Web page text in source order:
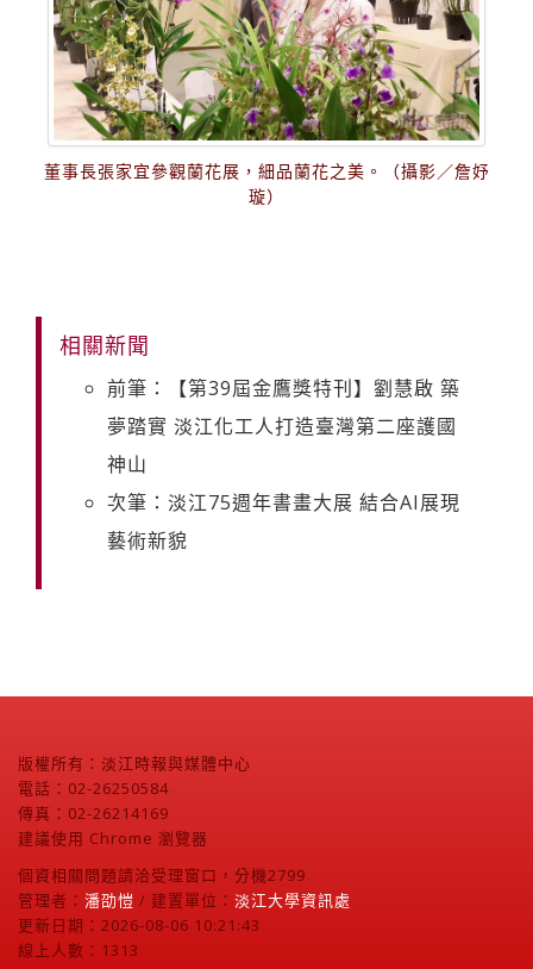
董事長張家宜參觀蘭花展，細品蘭花之美。（攝影／詹妤
璇）
相關新聞
前筆：【第39屆金鷹獎特刊】劉慧啟 築
夢踏實 淡江化工人打造臺灣第二座護國
神山
次筆：淡江75週年書畫大展 結合AI展現
藝術新貌
版權所有：淡江時報與媒體中心
電話：02-26250584
傳真：02-26214169
建議使用 Chrome 瀏覽器
個資相關問題請洽受理窗口，分機2799
管理者： 潘劭愷 / 建置單位： 淡江大學資訊處
更新日期：2026-08-06 10:21:43
線上人數：1313